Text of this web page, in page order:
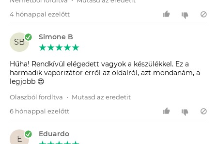
4 hónappal ezelőtt
SB
Simone B
Hűha! Rendkívül elégedett vagyok a készülékkel. Ez a
harmadik vaporizátor erről az oldalról, azt mondanám, a
legjobb 😍
Olaszból fordítva • Mutasd az eredetit
6 hónappal ezelőtt
E
Eduardo